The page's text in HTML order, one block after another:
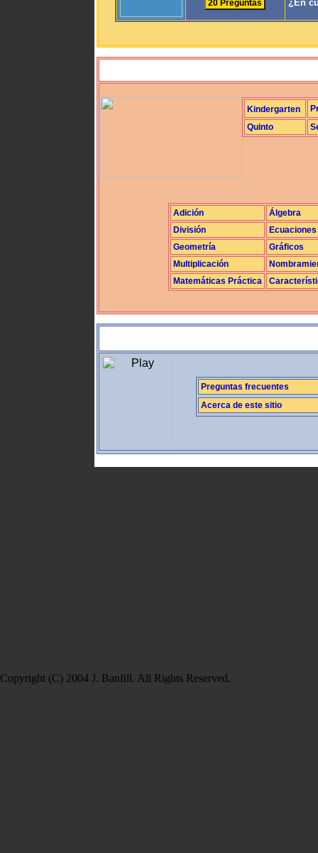
¿En
Kindergarten
Quinto
Adición
Álgebra
División
Ecuaciones
Geometría
Gráficos
Multiplicación
Matemáticas Práctica
Preguntas frecuentes
Acerca de este sitio
Copyright (C) 2004 J. Banfill. All Rights Reserved.